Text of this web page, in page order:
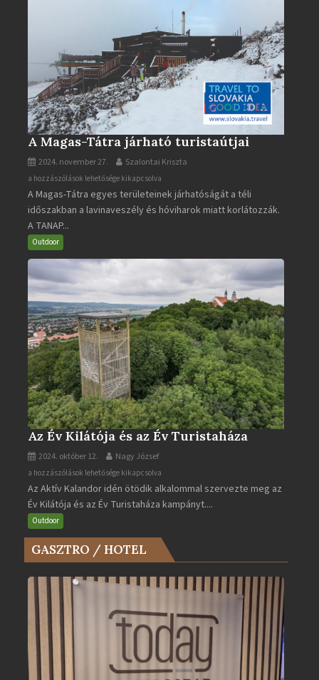
A Magas-Tátra járható turistaútjai
2024. november 27. Szalontai Kriszta
A
Magas-
Tátra
járható
turistaútjai
bejegyzéshez
a hozzászólások lehetősége kikapcsolva
A Magas-Tátra egyes területeinek járhatóságát a téli
időszakban a lavinaveszély és hóviharok miatt korlátozzák.
A TANAP...
Outdoor
Az Év Kilátója és az Év Turistaháza
2024. október 12. Nagy József
Az
Év
Kilátója
és
az
Év
bejegyzéshez
a hozzászólások lehetősége kikapcsolva
Az Aktív Kalandor idén ötödik alkalommal szervezte meg az
Év Kilátója és az Év Turistaháza kampányt....
Outdoor
GASZTRO / HOTEL